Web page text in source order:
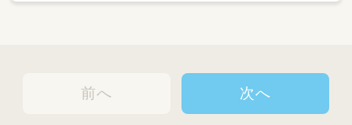
前へ 次へ